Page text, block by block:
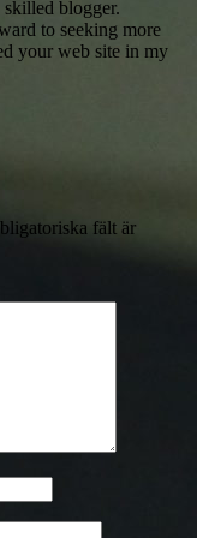
blogger.
to seeking more
your web site in my
fält är